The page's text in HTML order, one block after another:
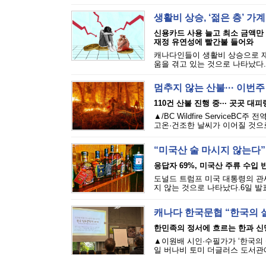
생활비 상승, ‘젊은 층’ 가
신용카드 사용 늘고 최소 금액만
재정 유연성에 빨간불 들어와
캐나다인들이 생활비 상승으로
움을 겪고 있는 것으로 나타났
멈추지 않는 산불··· 이번
110건 산불 진행 중··· 곳곳 대피
▲/BC Wildfire ServiceBC주 전
고온·건조한 날씨가 이어질 것
“미국산 술 마시지 않는다
응답자 69%, 미국산 주류 수입
도널드 트럼프 미국 대통령의
지 않는 것으로 나타났다.6일
캐나다 한국문협 “한국의
한민족의 정서에 흐르는 한과 신
▲이원배 시인·수필가가 ‘한국
일 버나비 토미 더글러스 도서관